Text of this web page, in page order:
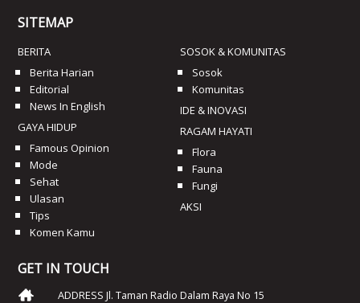
SITEMAP
BERITA
Berita Harian
Editorial
News In English
GAYA HIDUP
Famous Opinion
Mode
Sehat
Ulasan
Tips
Komen Kamu
SOSOK & KOMUNITAS
Sosok
Komunitas
IDE & INOVASI
RAGAM HAYATI
Flora
Fauna
Fungi
AKSI
GET IN TOUCH
ADDRESS Jl. Taman Radio Dalam Raya No 15